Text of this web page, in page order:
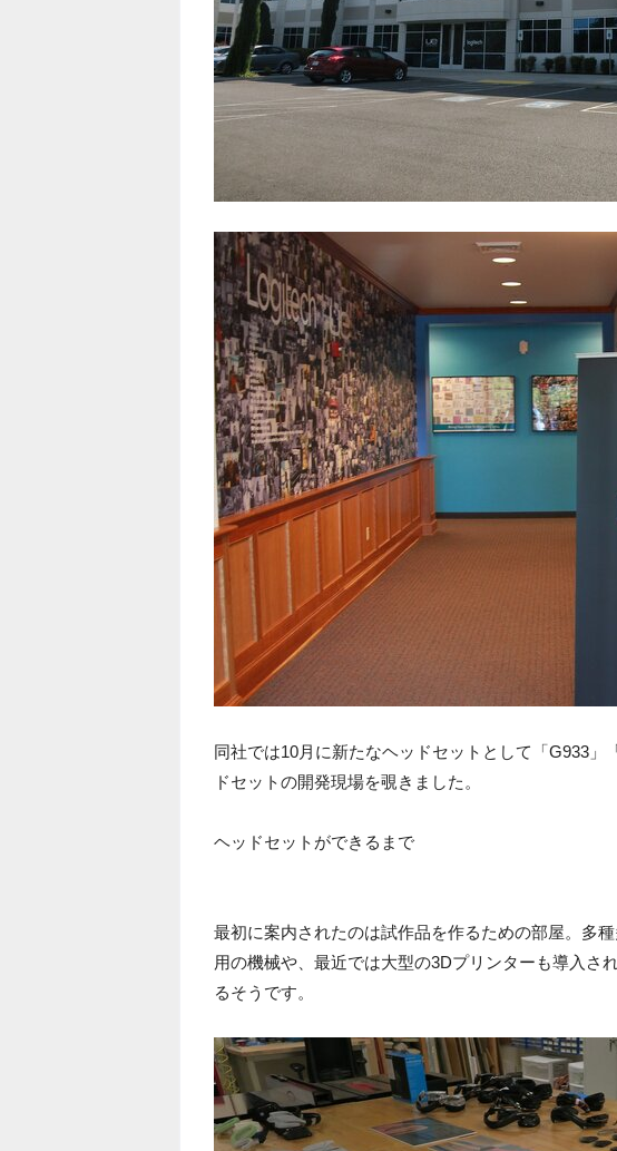
同社では10月に新たなヘッドセットとして「G933」
ドセットの開発現場を覗きました。
ヘッドセットができるまで
最初に案内されたのは試作品を作るための部屋。多
用の機械や、最近では大型の3Dプリンターも導入さ
るそうです。